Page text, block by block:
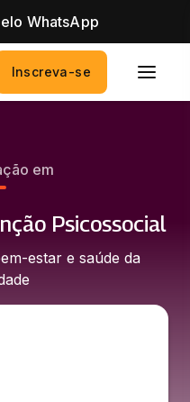
WhatsApp
Inscreva-se
em
Psicossocial
estar e saúde da